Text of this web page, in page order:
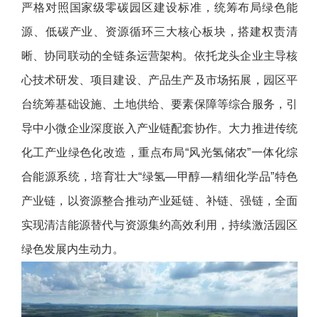
严格对照国家级零碳园区建设标准，统筹布局绿色能
源、低碳产业、资源循环三大核心板块，搭建权责清
晰、协同联动的全链条运营架构。依托龙头企业主导核
心技术研发、项目建设、产品生产及市场拓展，园区平
台统筹基础设施、土地供给、要素保障等综合服务，引
导中小微企业深度嵌入产业链配套协作。大力推进传统
化工产业绿色化改造，重点布局“风光氢储农”一体化综
合能源系统，培育壮大“绿氢—甲醇—精细化学品”特色
产业链，以资源整合推动产业延链、补链、强链，全面
实现清洁能源替代与资源集约高效利用，持续激活园区
绿色发展内生动力。